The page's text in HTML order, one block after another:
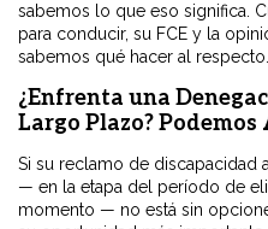
sabemos lo que eso significa.
para conducir, su FCE y la
sabemos qué hacer al respecto.
¿Enfrenta una
Largo Plazo? Podemos
Si su reclamo de discapacidad
— en la etapa del período de
momento — no está sin